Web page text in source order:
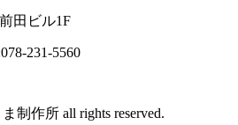
田ビル1F
231-5560
制作所 all rights reserved.